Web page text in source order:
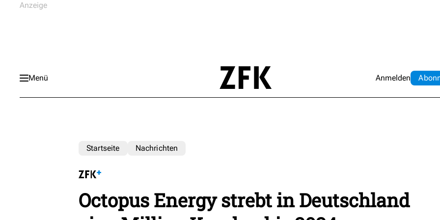
Menü Anmelden Abo
Startseite Nachrichten
Octopus Energy strebt in Deutschland